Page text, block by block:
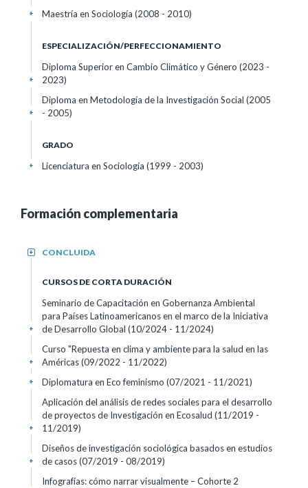
Maestría en Sociología (2008 - 2010)
+
ESPECIALIZACIÓN/PERFECCIONAMIENTO
Diploma Superior en Cambio Climático y Género (2023 -
2023)
+
Diploma en Metodología de la Investigación Social (2005
- 2005)
+
GRADO
Licenciatura en Sociología (1999 - 2003)
+
Formación complementaria
CONCLUIDA
+
CURSOS DE CORTA DURACIÓN
Seminario de Capacitación en Gobernanza Ambiental
para Países Latinoamericanos en el marco de la Iniciativa
de Desarrollo Global (10/2024 - 11/2024)
+
Curso "Repuesta en clima y ambiente para la salud en las
Américas(09/2022 - 11/2022)
+
Diplomatura en Eco feminismo (07/2021 - 11/2021)
+
Aplicación del análisis de redes sociales para el desarrollo
de proyectos de Investigación en Ecosalud (11/2019 -
11/2019)
+
Diseños de investigación sociológica basados en estudios
de casos(07/2019 - 08/2019)
+
Infografías: cómo narrar visualmente – Cohorte 2